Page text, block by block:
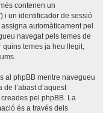
contenen un
i un identificador de sessió
automàticament pel
navegat pels temes de
quins temes ja heu llegit,
al phpBB mentre navegueu
l’abast d’aquest
pel phpBB. La
és a través dels